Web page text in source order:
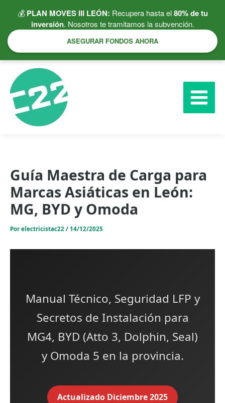
💰 PLAN MOVES III LEÓN: Recupera hasta el80% de tu
inversión. Nosotros te tramitamos la subvención.
ASEGURAR FONDOS AHORA
contenido
Guía Maestra de Carga para
Marcas Asiáticas en León:
MG, BYD y Omoda
Por electricistac22 / 14/12/2025
Manual Técnico, Seguridad LFP y
Secretos de Instalación para
MG4, BYD (Atto 3, Dolphin, Seal)
y Omoda 5 en la provincia.
Actualizado Diciembre 2025